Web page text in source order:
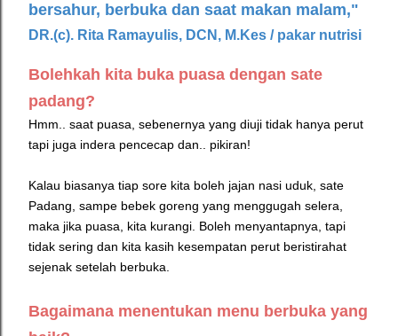
bersahur, berbuka dan saat makan malam,"
DR.(c). Rita Ramayulis, DCN, M.Kes / pakar nutrisi
Bolehkah kita buka puasa dengan sate
padang?
Hmm.. saat puasa, sebenernya yang diuji tidak hanya perut
tapi juga indera pencecap dan.. pikiran!
Kalau biasanya tiap sore kita boleh jajan nasi uduk, sate
Padang, sampe bebek goreng yang menggugah selera,
maka jika puasa, kita kurangi. Boleh menyantapnya, tapi
tidak sering dan kita kasih kesempatan perut beristirahat
sejenak setelah berbuka.
Bagaimana menentukan menu berbuka yang